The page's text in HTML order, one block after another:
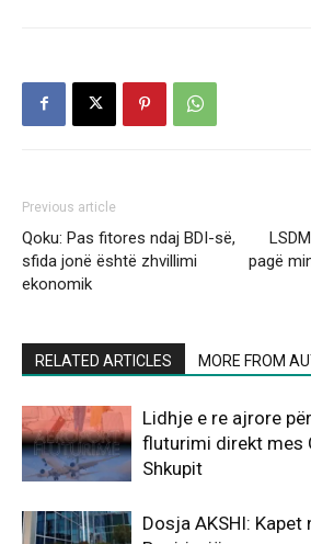
Previous article
Qoku: Pas fitores ndaj BDI-së,
sfida jonë është zhvillimi
ekonomik
pagë
RELATED ARTICLES MORE FROM
Lidhje e re ajrore
fluturimi direkt mes
Shkupit
Dosja AKSHI: Kapet